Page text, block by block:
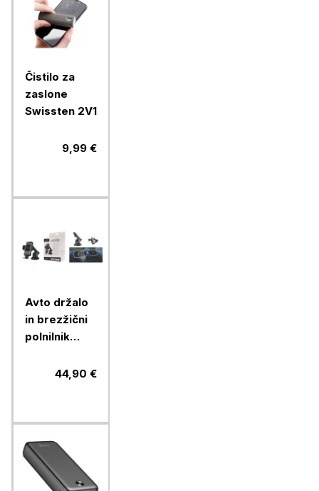
Čistilo za
zaslone
Swissten 2V1
9,99 €
Avto držalo
in brezžični
polnilnik
15W - 2 v 1,
44,90 €